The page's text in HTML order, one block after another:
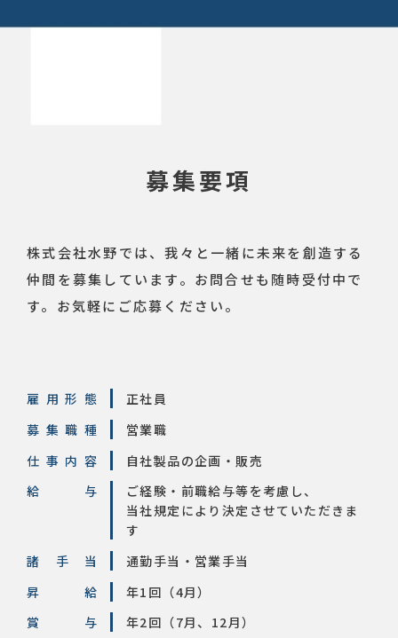
募集要項
株式会社水野では、我々と一緒に未来を創造する
仲間を募集しています。 お問合せも随時受付中で
す。お気軽にご応募ください。
雇用形態
正社員
募集職種
営業職
仕事内容
自社製品の企画・販売
給与
ご経験・前職給与等を考慮し、
当社規定により決定させていただきま
す
諸手当
通勤手当・営業手当
昇給
年1回（4月）
賞与
年2回（7月、12月）